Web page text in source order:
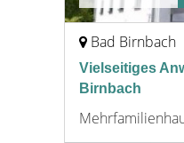
Bad Birnbach
Vielseitiges
Birnbach